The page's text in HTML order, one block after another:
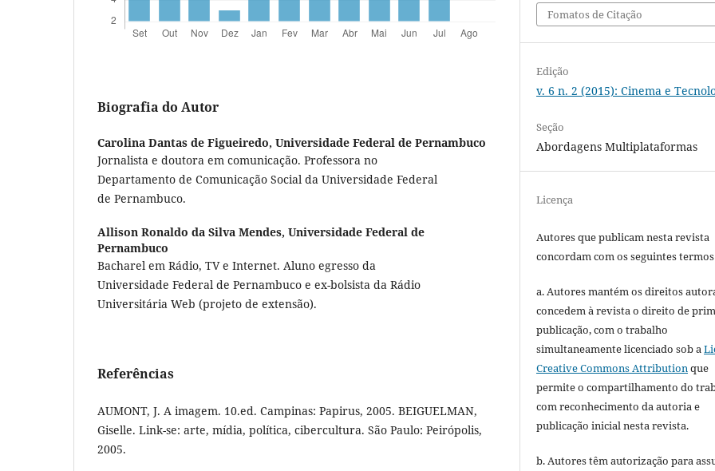
Biografia do Autor
Carolina Dantas de Figueiredo, Universidade Federal de Pernambuco
Jornalista e doutora em comunicação. Professora no
Departamento de Comunicação Social da Universidade Federal
de Pernambuco.
Allison Ronaldo da Silva Mendes, Universidade Federal de
Pernambuco
Bacharel em Rádio, TV e Internet. Aluno egresso da
Universidade Federal de Pernambuco e ex-bolsista da Rádio
Universitária Web (projeto de extensão).
Referências
AUMONT, J. A imagem. 10.ed. Campinas: Papirus, 2005. BEIGUELMAN,
Giselle. Link-se: arte, mídia, política, cibercultura. São Paulo: Peirópolis,
2005.
Fomatos de Citação
Edição
v. 6 n. 2 (2015): Cinema e
Seção
Abordagens Multiplataformas
Licença
Autores que publicam nesta revista
concordam com os seguintes
a. Autores mantém os direitos
concedem à revista o direito de
publicação, com o trabalho
simultaneamente licenciado sob a
Creative Commons Attributionque
permite o compartilhamento do
com reconhecimento da autoria e
publicação inicial nesta revista.
b. Autores têm autorização para